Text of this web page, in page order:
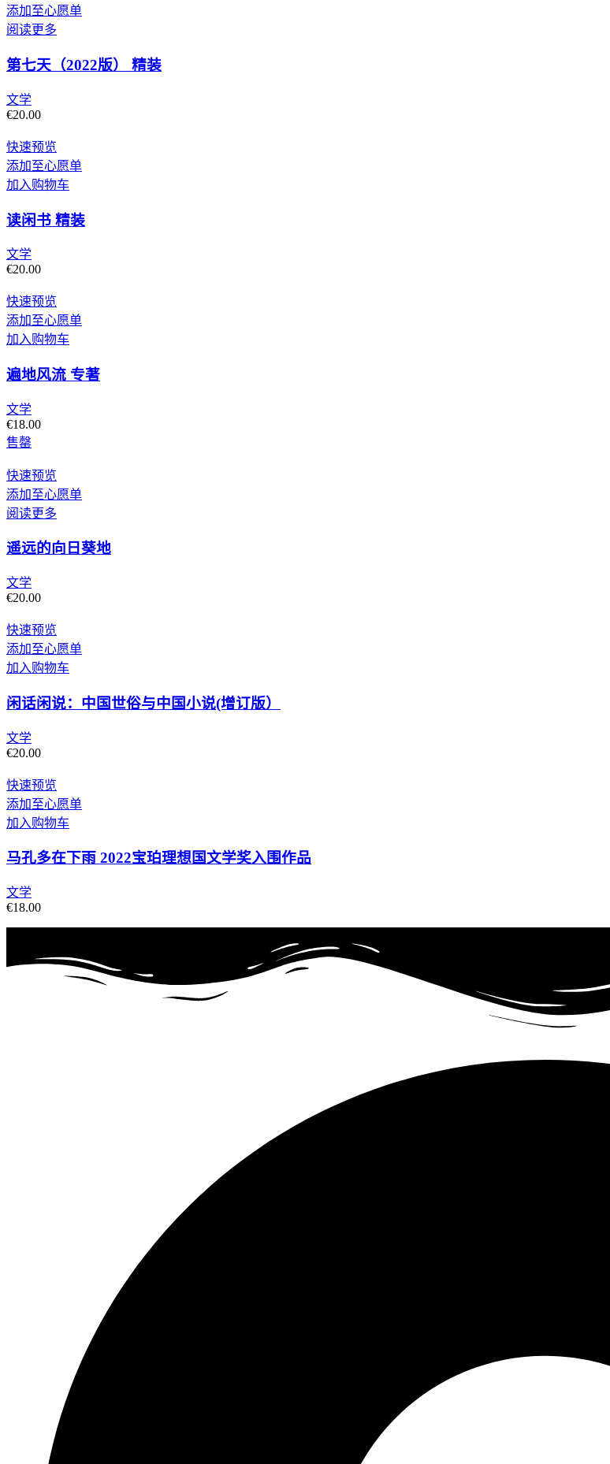
添加至心愿单
阅读更多
第七天（2022版） 精装
文学
€20.00
快速预览
添加至心愿单
加入购物车
读闲书 精装
文学
€20.00
快速预览
添加至心愿单
加入购物车
遍地风流 专著
文学
€18.00
售罄
快速预览
添加至心愿单
阅读更多
遥远的向日葵地
文学
€20.00
快速预览
添加至心愿单
加入购物车
闲话闲说：中国世俗与中国小说(增订版）
文学
€20.00
快速预览
添加至心愿单
加入购物车
马孔多在下雨 2022宝珀理想国文学奖入围作品
文学
€18.00